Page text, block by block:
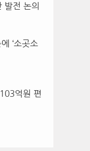
발전 논의
‘소곳소
억원 편